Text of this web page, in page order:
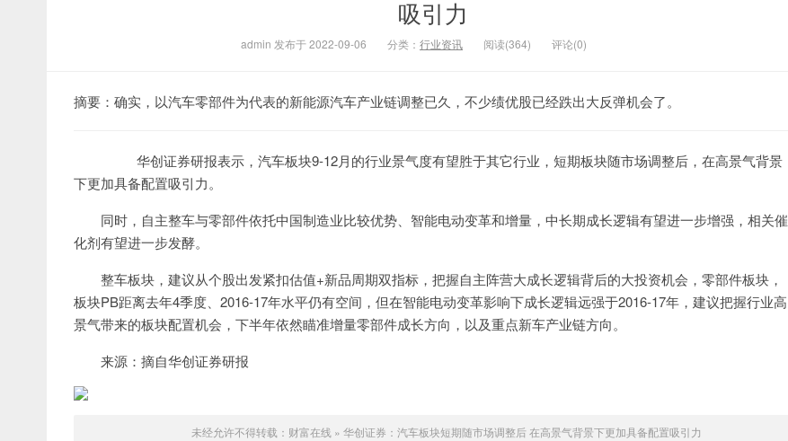
吸引力
admin 发布于 2022-09-06 分类： 行业资讯 阅读(364) 评论(0)
摘要：确实，以汽车零部件为代表的新能源汽车产业链调整已久，不少绩优股已经跌出大反弹机会了。
华创证券研报表示，汽车板块9-12月的行业景气度有望胜于其它行业，短期板块随市场调整后，在高景气背景
下更加具备配置吸引力。
同时，自主整车与零部件依托中国制造业比较优势、智能电动变革和增量，中长期成长逻辑有望进一步增强，相关催
化剂有望进一步发酵。
整车板块，建议从个股出发紧扣估值+新品周期双指标，把握自主阵营大成长逻辑背后的大投资机会，零部件板块，
板块PB距离去年4季度、2016-17年水平仍有空间，但在智能电动变革影响下成长逻辑远强于2016-17年，建议把握行业高
景气带来的板块配置机会，下半年依然瞄准增量零部件成长方向，以及重点新车产业链方向。
来源：摘自华创证券研报
未经允许不得转载： 财富在线 » 华创证券：汽车板块短期随市场调整后 在高景气背景下更加具备配置吸引力